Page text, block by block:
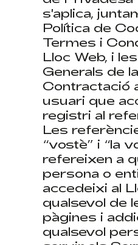
s'aplica,
Política de
Termes i
Lloc Web, i
Generals de la
Contractació
usuari que
registri al
Les
“vostè” i “la
refereixen a
persona o
accedeixi al
qualsevol de
pàgines i
qualsevol